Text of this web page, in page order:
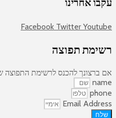
Facebook Twitter Youtube
רשימת תפוצה
אם ברצונך להכנס לרשימת התפוצה
name
phone
Email Address
שלח